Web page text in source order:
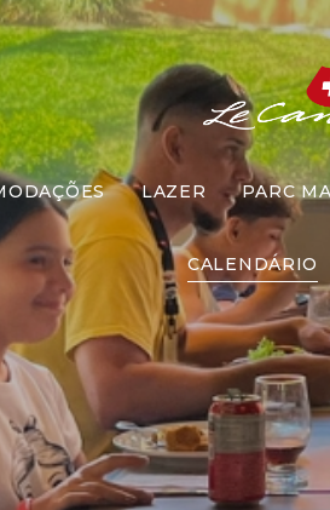
LAZER PARC
CALENDÁRIO